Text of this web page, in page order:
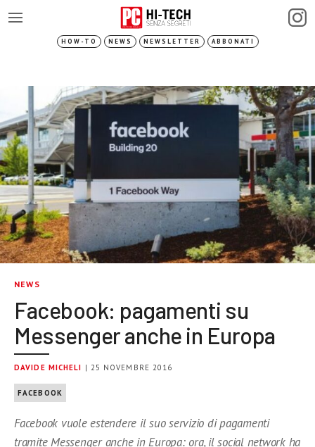
HOW-TO NEWS NEWSLETTER ABBONATI
NEWS
Facebook: pagamenti su
Messenger anche in Europa
DAVIDE MICHELI | 25 NOVEMBRE 2016
FACEBOOK
Facebook vuole estendere il suo servizio di pagamenti
tramite Messenger anche in Europa: ora, il social network ha